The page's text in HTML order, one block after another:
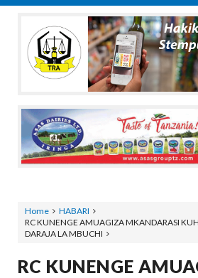
Home
HABARI
RC KUNENGE AMUAGIZA MKANDARASI
DARAJA LA MBUCHI
RC KUNENGE